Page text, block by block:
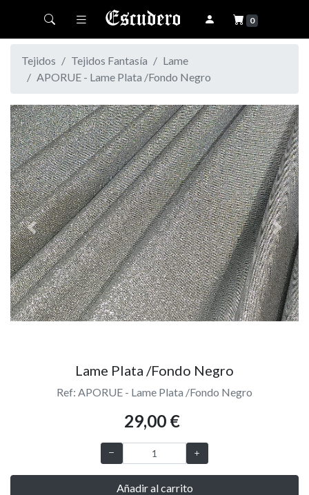
Toggle navigation 0
Tejidos Tejidos Fantasía
Lame
APORUE - Lame Plata /Fondo Negro
Previous Next
Lame Plata /Fondo Negro
Ref: APORUE - Lame Plata /Fondo Negro
29,00 €
Añadir al carrito